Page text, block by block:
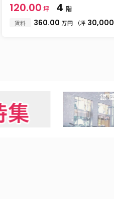
120.00 坪 4 階
賃料 360.00 万円 （坪 30,000